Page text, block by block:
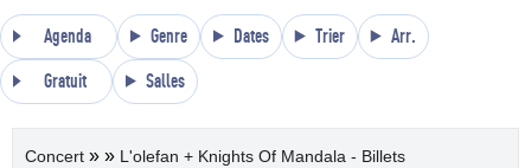
Agenda Genre Dates Trier Arr.
Gratuit Salles
Concert » » L'olefan + Knights Of Mandala - Billets